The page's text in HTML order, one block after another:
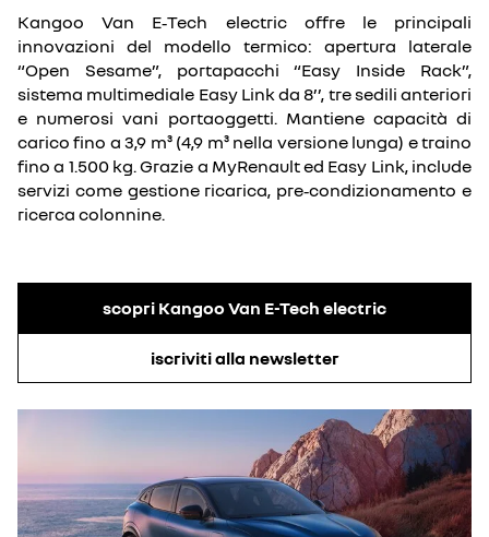
Kangoo Van E‑Tech electric offre le principali
innovazioni del modello termico: apertura laterale
“Open Sesame”, portapacchi “Easy Inside Rack”,
sistema multimediale Easy Link da 8’’, tre sedili anteriori
e numerosi vani portaoggetti. Mantiene capacità di
carico fino a 3,9 m³ (4,9 m³ nella versione lunga) e traino
fino a 1.500 kg. Grazie a MyRenault ed Easy Link, include
servizi come gestione ricarica, pre‑condizionamento e
ricerca colonnine.
scopri Kangoo Van E-Tech electric
iscriviti alla newsletter